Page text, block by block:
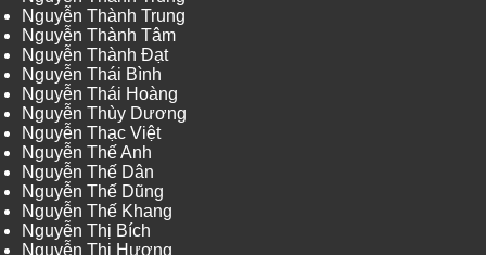
Nguyễn Thành Trung
Nguyễn Thành Tâm
Nguyễn Thành Đạt
Nguyễn Thái Bình
Nguyễn Thái Hoàng
Nguyễn Thùy Dương
Nguyễn Thạc Việt
Nguyễn Thế Anh
Nguyễn Thế Dân
Nguyễn Thế Dũng
Nguyễn Thế Khang
Nguyễn Thị Bích
Nguyễn Thị Hương